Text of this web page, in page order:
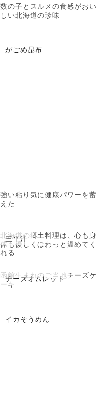
数の子とスルメの食感がおい
しい北海道の珍味
がごめ昆布
強い粘り気に健康パワーを蓄
えた
三平汁
北海道の郷土料理は、心も身
体も優しくほわっと温めてく
れる
チーズオムレット
函館生まれのご当地チーズケ
ーキ
イカそうめん